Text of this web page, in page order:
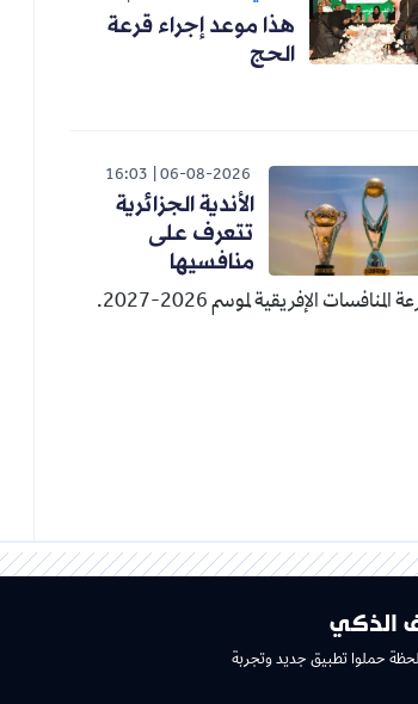
هذا موعد إجراء قرعة
الحج
06-08-2026
16:03
الأندية الجزائرية
تتعرف على
منافسيها
المنافسات الإفريقية لموسم 2026-2027.
الذكي
حملوا تطبيق جديد وتجربة